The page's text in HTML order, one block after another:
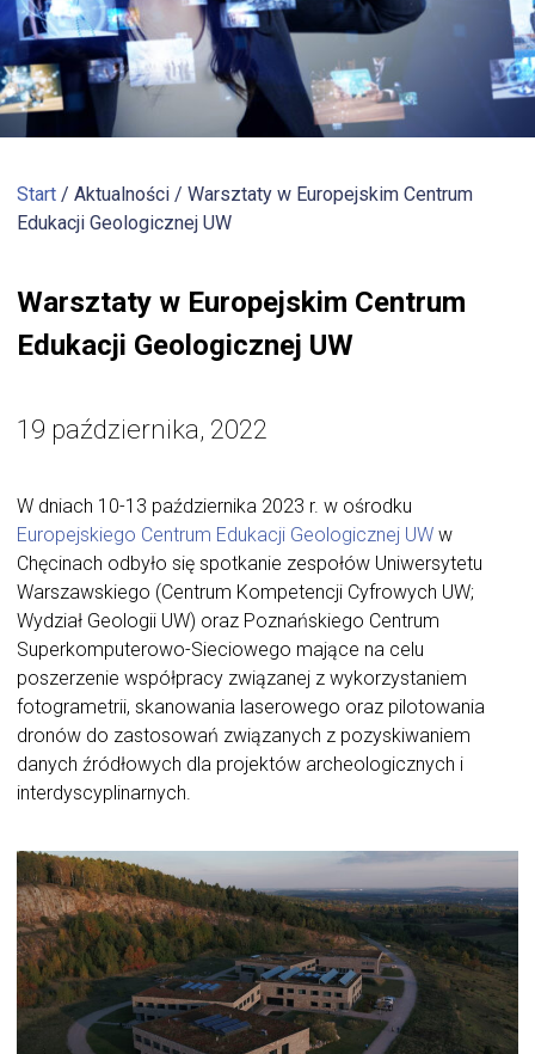
Start / Aktualności / Warsztaty w Europejskim Centrum
Edukacji Geologicznej UW
Warsztaty w Europejskim Centrum
Edukacji Geologicznej UW
19 października, 2022
W dniach 10-13 października 2023 r. w ośrodku
Europejskiego Centrum Edukacji Geologicznej UW w
Chęcinach odbyło się spotkanie zespołów Uniwersytetu
Warszawskiego (Centrum Kompetencji Cyfrowych UW;
Wydział Geologii UW) oraz Poznańskiego Centrum
Superkomputerowo-Sieciowego mające na celu
poszerzenie współpracy związanej z wykorzystaniem
fotogrametrii, skanowania laserowego oraz pilotowania
dronów do zastosowań związanych z pozyskiwaniem
danych źródłowych dla projektów archeologicznych i
interdyscyplinarnych.